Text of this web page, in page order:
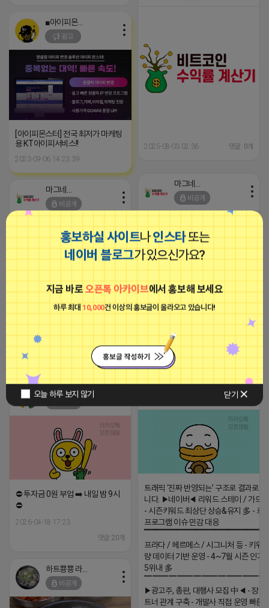
홍보하실 사이트나인스타또는
네이버 블로그가 있으신가요?
지금 바로오픈톡 아카이브에서 홍보해 보세요
하루 최대 10,000건 이상의 홍보글이 올라오고 있습니다!
오늘 하루 보지 않기 닫기
2025-08-03 02:36 댓글: 0개
■아이피몬스터■
광고
[아이피몬스터] 전국 최저가 마케팅
용 KT아이피서비스!!
2023-09-06 14:23:39
비공개
2025-08-03 00:14 댓글: 0개
비공개
2025-08-02 23:03 댓글: 0개
티비 보는 라이언
트래픽 ‘진짜 반영되는’ 구조로 결과로
니다. ▶네이버◀ 리워드 스테이 / 가드 /
- 시즌키워드 최상단 상승&유지 多 - 로
프로그램 이슈 민감 대응
▔▔▔▔▔▔▔▔▔▔▔▔▔▔▔▔▔▔ ▶
프라다 / 헤르메스 / 시그니처 등 - 키워
량 데이터 기반 운영 - 4~7월 시즌 인기
5위내 多
▶광고주, 총판, 대행사 모집 中◀ - 장기
트너 관계 구축 - 개발사 직접 운영 빠른
로드제인
⛔️ 투자금 0원 부업 ➡️ 내일 밤 9시
⛔️
2026-04-18 17:23
댓글:20개
하트뿅뿅 라이언
비공개